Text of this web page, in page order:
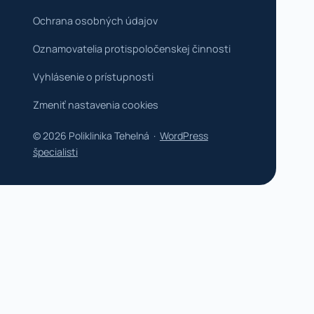
Ochrana osobných údajov
Oznamovatelia protispoločenskej činnosti
Vyhlásenie o prístupnosti
Zmeniť nastavenia cookies
© 2026 Poliklinika Tehelná · WordPress
špecialisti